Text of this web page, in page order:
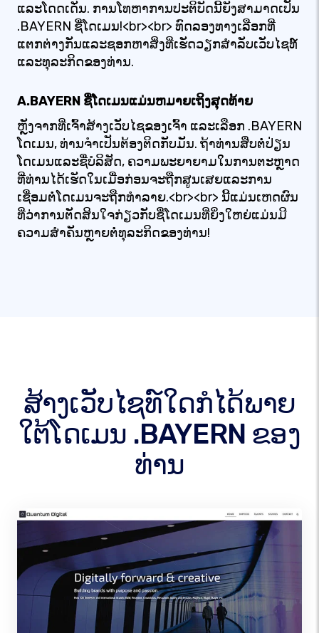
ແລະໂດດເດັ່ນ. ການໂທຫາການປະຕິບັດນີ້ຍັງສາມາດເປັນ
.BAYERN ຊື່ໂດເມນ!<br><br> ທົດລອງທາງເລືອກທີ່
ແຕກຕ່າງກັນແລະຊອກຫາສິ່ງທີ່ເຮັດວຽກສໍາລັບເວັບໄຊທ໌
ແລະທຸລະກິດຂອງທ່ານ.
A.BAYERN ຊື່ໂດເມນແມ່ນຫມາຍເຖິງສຸດທ້າຍ
ຫຼັງຈາກທີ່ເຈົ້າສ້າງເວັບໄຊຂອງເຈົ້າ ແລະເລືອກ .BAYERN
ໂດເມນ, ທ່ານຈໍາເປັນຕ້ອງຕິດກັບມັນ. ຖ້າທ່ານສືບຕໍ່ປ່ຽນ
ໂດເມນແລະຊື່ບໍລິສັດ, ຄວາມພະຍາຍາມໃນການຕະຫຼາດ
ທີ່ທ່ານໄດ້ເຮັດໃນເມື່ອກ່ອນຈະຖືກສູນເສຍແລະການ
ເຊື່ອມຕໍ່ໂດເມນຈະຖືກທໍາລາຍ.<br><br> ນີ້ແມ່ນເຫດຜົນ
ທີ່ວ່າການຕັດສິນໃຈກ່ຽວກັບຊື່ໂດເມນທີ່ຍິ່ງໃຫຍ່ແມ່ນມີ
ຄວາມສໍາຄັນຫຼາຍຕໍ່ທຸລະກິດຂອງທ່ານ!
ສ້າງເວັບໄຊທ໌ໃດກໍໄດ້ພາຍ
ໃຕ້ໂດເມນ .BAYERN ຂອງ
ທ່ານ